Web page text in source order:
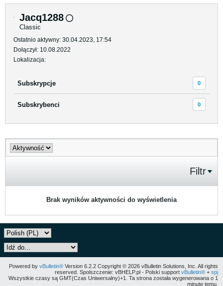
Jacq1288
Classic
Ostatnio aktywny: 30.04.2023, 17:54
Dołączył: 10.08.2022
Lokalizacja:
Subskrypcje 0
Subskrybenci 0
Filtr
Brak wyników aktywności do wyświetlenia
Powered by vBulletin® Version 6.2.2 Copyright © 2026 vBulletin Solutions, Inc. All rights
reserved. Spolszczenie: vBHELP.pl - Polski support vBulletin® + spj
Wszystkie czasy są GMT(Czas Uniwersalny)+1. Ta strona została wygenerowana o 1
minutę temu.